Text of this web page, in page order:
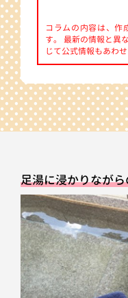
コラムの内容は、作
す。 最新の情報と異
じて公式情報もあわ
足湯に浸かりなが